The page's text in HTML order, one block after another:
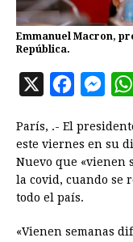
Emmanuel Macron,
República.
X
c
e
b
o
o
M
s
s
e
g
París, .- El
este viernes en su
Nuevo que «vienen
la covid, cuando se
todo el país.
«Vienen semanas